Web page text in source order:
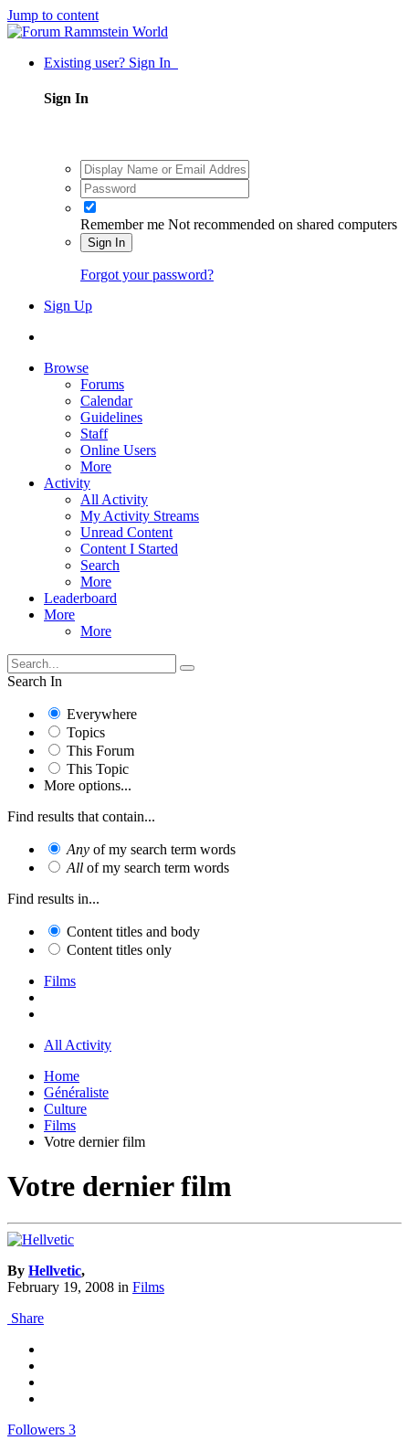
Jump to content
Existing user? Sign In
Sign In
Remember me Not recommended on shared computers
Sign In
Forgot your password?
Sign Up
Browse
Forums
Calendar
Guidelines
Staff
Online Users
More
Activity
All Activity
My Activity Streams
Unread Content
Content I Started
Search
More
Leaderboard
More
More
Search In
Everywhere
Topics
This Forum
This Topic
More options...
Find results that contain...
Any of my search term words
All of my search term words
Find results in...
Content titles and body
Content titles only
Films
All Activity
Home
Généraliste
Culture
Films
Votre dernier film
Votre dernier film
By Hellvetic,
February 19, 2008 in Films
Share
Followers 3